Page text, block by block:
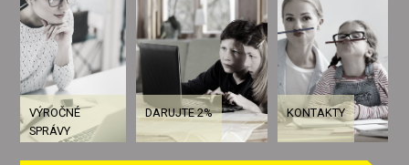
VÝROČNÉ
SPRÁVY
DARUJTE 2% KONTAKTY